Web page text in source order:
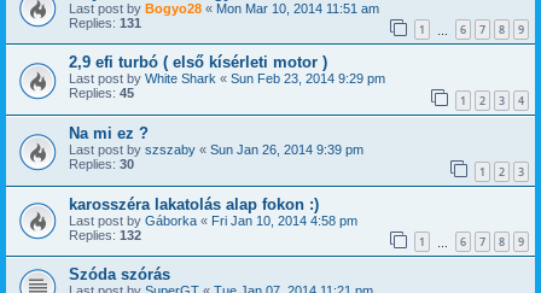
Last post by Bogyo28 « Mon Mar 10, 2014 11:51 am
Replies: 131 1 6 7 8 9
2,9 efi turbó ( első kísérleti motor )
Last post by White Shark « Sun Feb 23, 2014 9:29 pm
Replies: 45 1 2 3 4
Na mi ez ?
Last post by szszaby « Sun Jan 26, 2014 9:39 pm
Replies: 30 1 2 3
karosszéra lakatolás alap fokon :)
Last post by Gáborka « Fri Jan 10, 2014 4:58 pm
Replies: 132 1 6 7 8 9
Szóda szórás